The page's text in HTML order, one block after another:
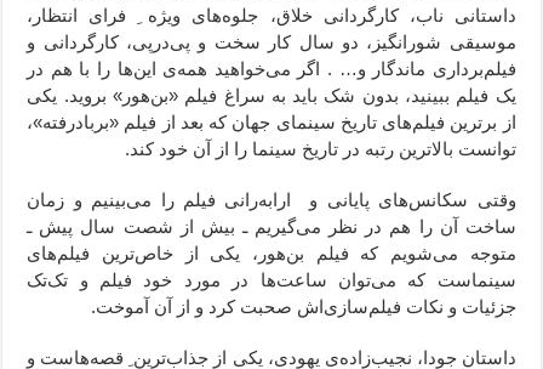
داستانی ناب، کارگردانی خلاق، جلوه‌های ویژه‌ ِ فرای انتظار،
موسیقی شورانگیز، دو سال کار سخت و پی‌درپی، کارگردانی و
فیلم‌برداری ماندگار و… . اگر می‌خواهید همه‌ی این‌ها را با هم در
یک فیلم ببینید، بدون شک باید به سراغ فیلم «بن‌هور» بروید. یکی
از برترین‌ فیلم‌های تاریخ سینمای جهان که بعد از فیلم «بربادرفته»،
توانست بالاترین رتبه در تاریخ سینما را از آن خود کند.
وقتی سکانس‌های پایانی و ارابه‌رانی فیلم را می‌بینیم و زمان
ساخت آن را هم در نظر می‌گیریم ـ بیش از شصت سال پیش ـ
متوجه می‌شویم که فیلم بن‌هور، یکی از خاص‌ترین فیلم‌های
سینماست که می‌توان ساعت‌ها در مورد خود فیلم و تک‌تک
جزئیات و نکات فیلم‌سازی‌اش صحبت کرد و از آن آموخت.
داستان جودا، نجیب‌زاده‌ی یهودی، یکی از جذاب‌ترین ِ قصه‌هاست و